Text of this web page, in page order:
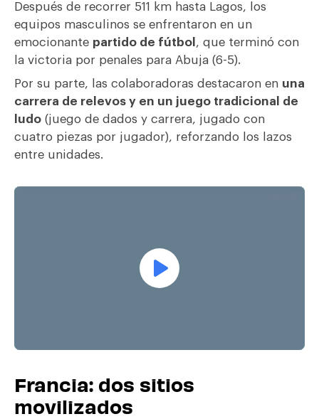
Después de recorrer 511 km hasta Lagos, los
equipos masculinos se enfrentaron en un
emocionante partido de fútbol , que terminó con
la victoria por penales para Abuja (6-5).
Por su parte, las colaboradoras destacaron en una
carrera de relevos y en un juego tradicional de
ludo (juego de dados y carrera, jugado con
cuatro piezas por jugador), reforzando los lazos
entre unidades.
Francia: dos sitios
movilizados